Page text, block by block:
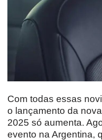
Com todas essas
o lançamento da
2025 só aumenta.
evento na Argentina,